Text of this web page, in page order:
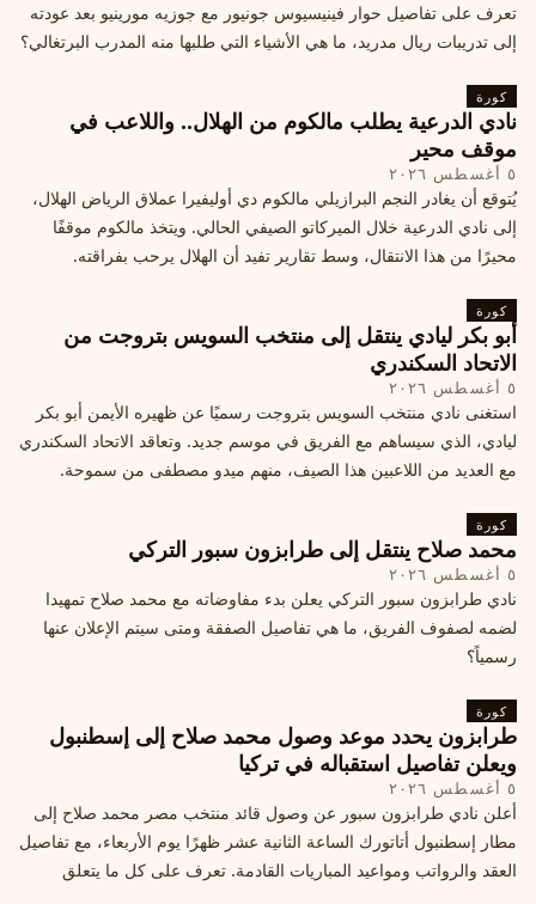
تعرف على تفاصيل حوار فينيسيوس جونيور مع جوزيه مورينيو بعد عودته
إلى تدريبات ريال مدريد، ما هي الأشياء التي طلبها منه المدرب البرتغالي؟
كورة
نادي الدرعية يطلب مالكوم من الهلال.. واللاعب في
موقف محير
٥ أغسطس ٢٠٢٦
يُتوقع أن يغادر النجم البرازيلي مالكوم دي أوليفيرا عملاق الرياض الهلال،
إلى نادي الدرعية خلال الميركاتو الصيفي الحالي. ويتخذ مالكوم موقفًا
محيرًا من هذا الانتقال، وسط تقارير تفيد أن الهلال يرحب بفراقته.
كورة
أبو بكر ليادي ينتقل إلى منتخب السويس بتروجت من
الاتحاد السكندري
٥ أغسطس ٢٠٢٦
استغنى نادي منتخب السويس بتروجت رسميًا عن ظهيره الأيمن أبو بكر
ليادي، الذي سيساهم مع الفريق في موسم جديد. وتعاقد الاتحاد السكندري
مع العديد من اللاعبين هذا الصيف، منهم ميدو مصطفى من سموحة.
كورة
محمد صلاح ينتقل إلى طرابزون سبور التركي
٥ أغسطس ٢٠٢٦
نادي طرابزون سبور التركي يعلن بدء مفاوضاته مع محمد صلاح تمهيدا
لضمه لصفوف الفريق، ما هي تفاصيل الصفقة ومتى سيتم الإعلان عنها
رسمياً؟
كورة
طرابزون يحدد موعد وصول محمد صلاح إلى إسطنبول
ويعلن تفاصيل استقباله في تركيا
٥ أغسطس ٢٠٢٦
أعلن نادي طرابزون سبور عن وصول قائد منتخب مصر محمد صلاح إلى
مطار إسطنبول أتاتورك الساعة الثانية عشر ظهرًا يوم الأربعاء، مع تفاصيل
العقد والرواتب ومواعيد المباريات القادمة. تعرف على كل ما يتعلق